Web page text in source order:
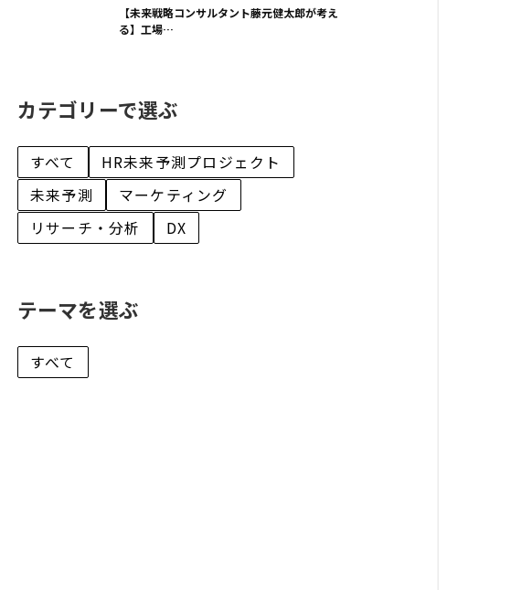
【未来戦略コンサルタント藤元健太郎が考え
る】工場…
カテゴリーで選ぶ
すべて
HR未来予測プロジェクト
未来予測
マーケティング
リサーチ・分析
DX
テーマを選ぶ
すべて